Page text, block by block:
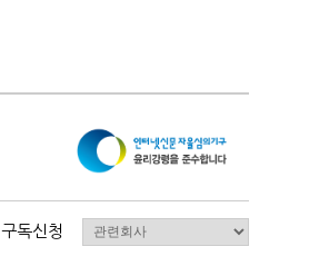
구독신청